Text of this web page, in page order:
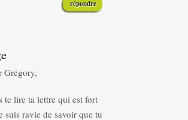
répondre
Grégory,
te lire ta lettre qui est fort
suis ravie de savoir que tu